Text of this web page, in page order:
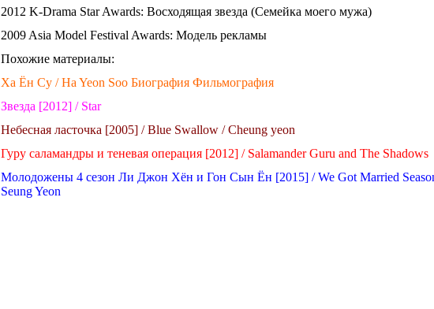
2012 K-Drama Star Awards: Восходящая звезда (Семейка моего мужа)
2009 Asia Model Festival Awards: Модель рекламы
Похожие материалы:
Ха Ён Су / Ha Yeon Soo Биография Фильмография
Звезда [2012] / Star
Небесная ласточка [2005] / Blue Swallow / Cheung yeon
Гуру саламандры и теневая операция [2012] / Salamander Guru and The Shadows
Молодожены 4 сезон Ли Джон Хён и Гон Сын Ён [2015] / We Got Married
Seung Yeon